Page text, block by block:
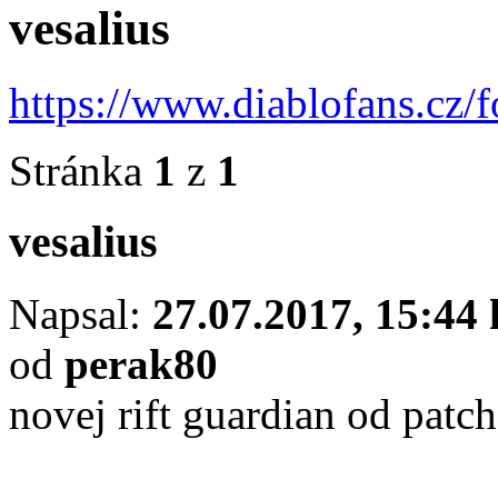
vesalius
https://
Stránka 1 z 1
vesalius
Napsal: 27.07.2017, 15:44
od perak80
novej rift guardian od